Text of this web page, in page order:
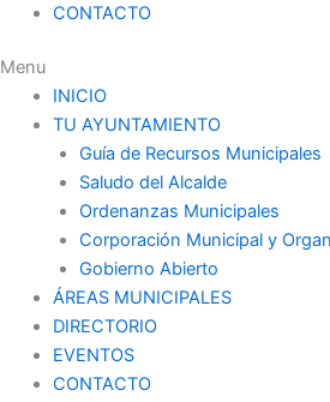
CONTACTO
Menu
INICIO
TU AYUNTAMIENTO
Guía de Recursos Municipales
Saludo del Alcalde
Ordenanzas Municipales
Corporación Municipal y
Gobierno Abierto
ÁREAS MUNICIPALES
DIRECTORIO
EVENTOS
CONTACTO